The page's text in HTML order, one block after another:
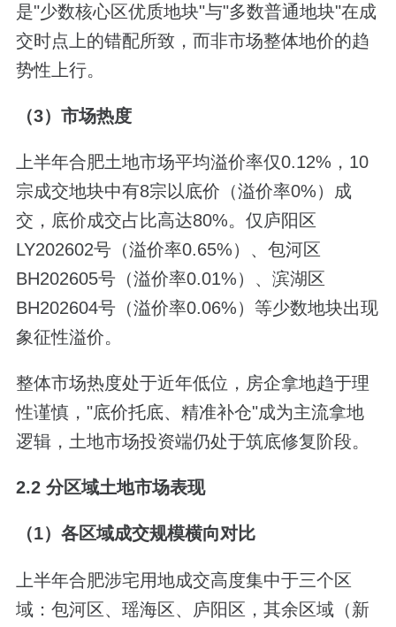
是"少数核心区优质地块"与"多数普通地块"在成
交时点上的错配所致，而非市场整体地价的趋
势性上行。
（3）市场热度
上半年合肥土地市场平均溢价率仅0.12%，10
宗成交地块中有8宗以底价（溢价率0%）成
交，底价成交占比高达80%。仅庐阳区
LY202602号（溢价率0.65%）、包河区
BH202605号（溢价率0.01%）、滨湖区
BH202604号（溢价率0.06%）等少数地块出现
象征性溢价。
整体市场热度处于近年低位，房企拿地趋于理
性谨慎，"底价托底、精准补仓"成为主流拿地
逻辑，土地市场投资端仍处于筑底修复阶段。
2.2 分区域土地市场表现
（1）各区域成交规模横向对比
上半年合肥涉宅用地成交高度集中于三个区
域：包河区、瑶海区、庐阳区，其余区域（新